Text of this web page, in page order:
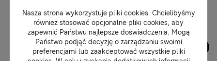
1
Dla Mediów
Nasza strona wykorzystuje pliki cookies. Chcielibyśmy
również stosować opcjonalne pliki cookies, aby
zapewnić Państwu najlepsze doświadczenia. Mogą
Państwo podjąć decyzję o zarządzaniu swoimi
preferencjami lub zaakceptować wszystkie pliki